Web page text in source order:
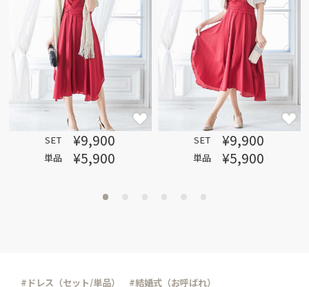
SET ¥9,900
単品 ¥5,900
SET ¥9,900
単品 ¥5,900
#ドレス（セット/単品）
#結婚式（お呼ばれ）